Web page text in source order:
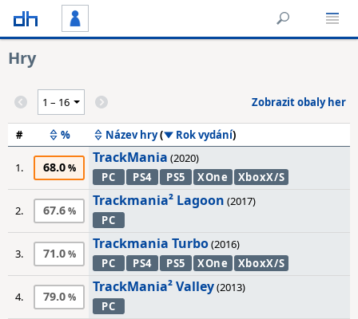
Hry
Zobrazit obaly her
# % Název hry( Rok vydání)
1. 68.0
TrackMania (2020)
PC
PS4 PS5 XOne XboxX/S
2. 67.6
Trackmania² Lagoon (2017)
PC
3. 71.0
Trackmania Turbo(2016)
PC
PS4 PS5 XOne XboxX/S
4. 79.0
TrackMania² Valley(2013)
PC